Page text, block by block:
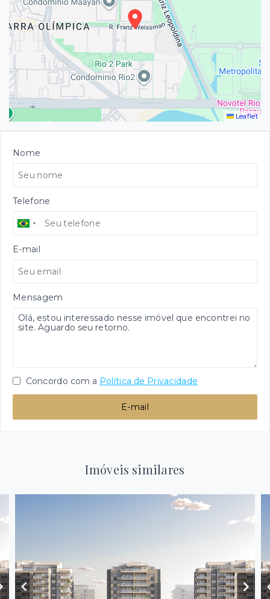
Leaflet
Nome
Telefone
E-mail
Mensagem
Concordo com a Política de Privacidade
E-mail
Imóveis similares